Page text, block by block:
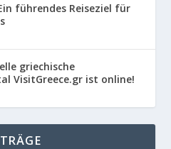
führendes Reiseziel für
griechische
VisitGreece.gr ist online!